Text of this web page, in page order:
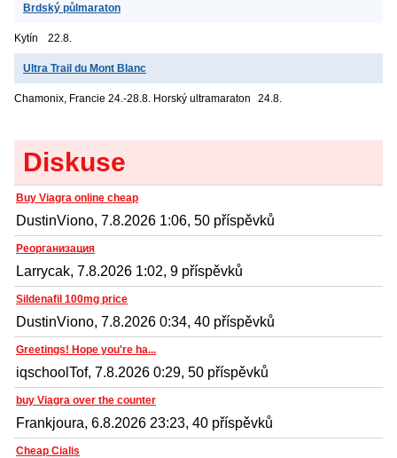
Brdský půlmaraton
Kytín 22.8.
Ultra Trail du Mont Blanc
Chamonix, Francie 24.-28.8. Horský ultramaraton 24.8.
Diskuse
Buy Viagra online cheap
DustinViono, 7.8.2026 1:06, 50 příspěvků
Реорганизация
Larrycak, 7.8.2026 1:02, 9 příspěvků
Sildenafil 100mg price
DustinViono, 7.8.2026 0:34, 40 příspěvků
Greetings! Hope you're ha...
iqschoolTof, 7.8.2026 0:29, 50 příspěvků
buy Viagra over the counter
Frankjoura, 6.8.2026 23:23, 40 příspěvků
Cheap Cialis